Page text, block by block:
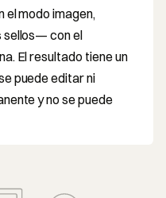
el modo imagen,
sellos— con el
El resultado tiene un
puede editar ni
y no se puede